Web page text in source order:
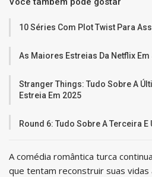
10 Séries Com Plot Twist Para
As Maiores Estreias Da Netflix Em
Stranger Things: Tudo Sobre A
Estreia Em 2025
Round 6: Tudo Sobre A Terceira
A comédia romântica turca
que tentam reconstruir suas vidas